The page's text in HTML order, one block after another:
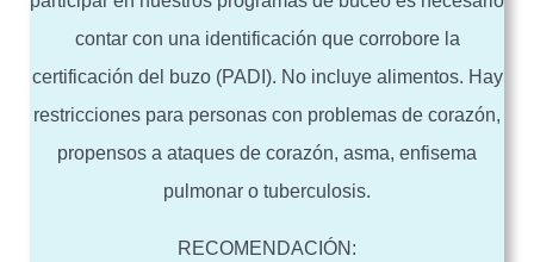
contar con una identificación que corrobore la
certificación del buzo (PADI). No incluye alimentos. Hay
restricciones para personas con problemas de corazón,
propensos a ataques de corazón, asma, enfisema
pulmonar o tuberculosis.
RECOMENDACIÓN: